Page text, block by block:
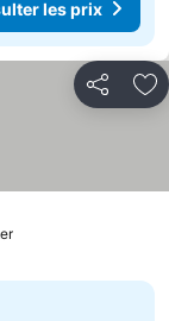
les prix
Partager